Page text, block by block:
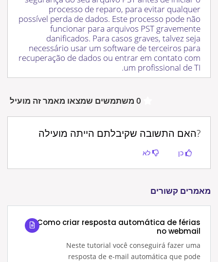
processo de reparo, para evitar qualquer
possível perda de dados. Este processo pode não
funcionar para arquivos PST gravemente
danificados. Para casos graves, talvez seja
necessário usar um software de terceiros para
recuperação de dados ou entrar em contato com
um profissional de TI.
?האם התשובה שקיבלתם הייתה מועילה
כן לא
מאמרים קשורים
Como criar resposta automática de férias
no webmail
Neste tutorial você conseguirá fazer uma
resposta de e-mail automática que pode